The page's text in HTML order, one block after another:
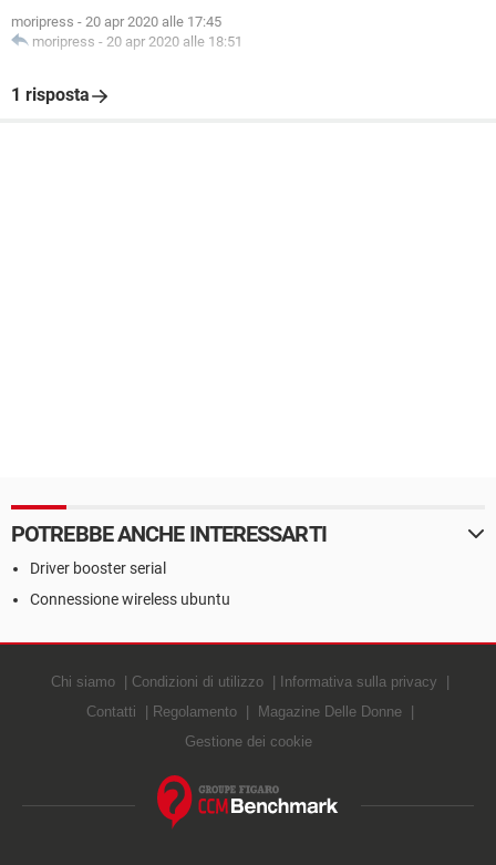
moripress - 20 apr 2020 alle 17:45
moripress - 20 apr 2020 alle 18:51
1 risposta
POTREBBE ANCHE INTERESSARTI
Driver booster serial
Connessione wireless ubuntu
Chi siamo Condizioni di utilizzo
Informativa sulla privacy
Contatti
Regolamento
Magazine Delle Donne
Gestione dei cookie